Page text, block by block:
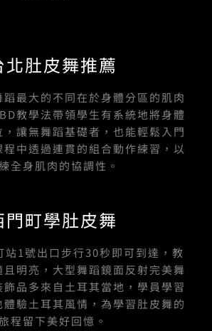
北肚皮舞推薦
最大的不同在於身體分區的肌肉
教學法帶領學生有系統地將身體
讓無舞蹈基礎者，也能輕鬆入門
中透過連貫的組合動作練習，以
全身肌肉的協調性。
門町學肚皮舞
站1號出口步行30秒即可到達，教
明亮，大型舞蹈鏡面反射完美舞
品多來自土耳其當地，學員學習
驗土耳其風情，為學習肚皮舞的
程留下美好回憶。